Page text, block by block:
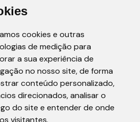
cookies e outras
de medição para
a sua experiência de
no nosso site, de forma
conteúdo personalizado,
direcionados, analisar o
do site e entender de onde
visitantes.